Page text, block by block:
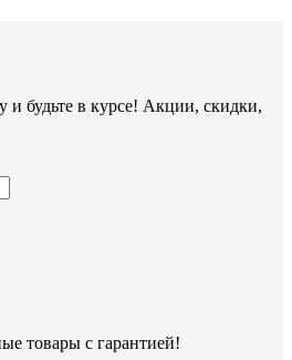
и будьте в курсе! Акции, скидки,
товары с гарантией!